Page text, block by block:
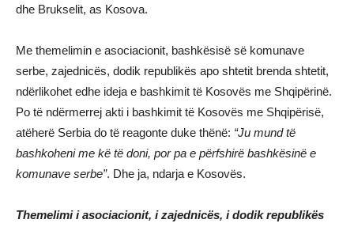
dhe Brukselit, as Kosova.
Me themelimin e asociacionit, bashkësisë së komunave
serbe, zajednicës, dodik republikës apo shtetit brenda shtetit,
ndërlikohet edhe ideja e bashkimit të Kosovës me Shqipërinë.
Po të ndërmerrej akti i bashkimit të Kosovës me Shqipërisë,
atëherë Serbia do të reagonte duke thënë: “Ju mund të
bashkoheni me kë të doni, por pa e përfshirë bashkësinë e
komunave serbe”. Dhe ja, ndarja e Kosovës.
Themelimi i asociacionit, i zajednicës, i dodik republikës